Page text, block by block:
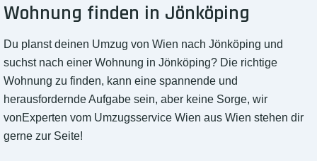
Wohnung finden in Jönköping
Du planst deinen Umzug von Wien nach Jönköping und
suchst nach einer Wohnung in Jönköping? Die richtige
Wohnung zu finden, kann eine spannende und
herausfordernde Aufgabe sein, aber keine Sorge, wir
vonExperten vom Umzugsservice Wien aus Wien stehen dir
gerne zur Seite!